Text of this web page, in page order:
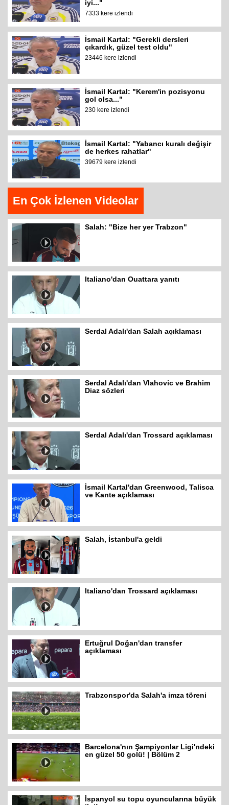
iyi..."
7333 kere izlendi
İsmail Kartal: "Gerekli dersleri
çıkardık, güzel test oldu"
23446 kere izlendi
İsmail Kartal: "Kerem'in pozisyonu
gol olsa..."
230 kere izlendi
İsmail Kartal: "Yabancı kuralı değişir
de herkes rahatlar"
39679 kere izlendi
En Çok İzlenen Videolar
Salah: "Bize her yer Trabzon"
Italiano'dan Ouattara yanıtı
Serdal Adalı'dan Salah açıklaması
Serdal Adalı'dan Vlahovic ve Brahim
Diaz sözleri
Serdal Adalı'dan Trossard açıklaması
İsmail Kartal'dan Greenwood, Talisca
ve Kante açıklaması
Salah, İstanbul'a geldi
Italiano'dan Trossard açıklaması
Ertuğrul Doğan'dan transfer
açıklaması
Trabzonspor'da Salah'a imza töreni
Barcelona'nın Şampiyonlar Ligi'ndeki
en güzel 50 golü! | Bölüm 2
İspanyol su topu oyuncularına büyük